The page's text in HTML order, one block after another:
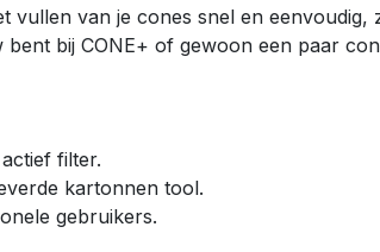
vullen van je cones snel en
bij CONE+ of gewoon een paar
filter.
kartonnen tool.
gebruikers.